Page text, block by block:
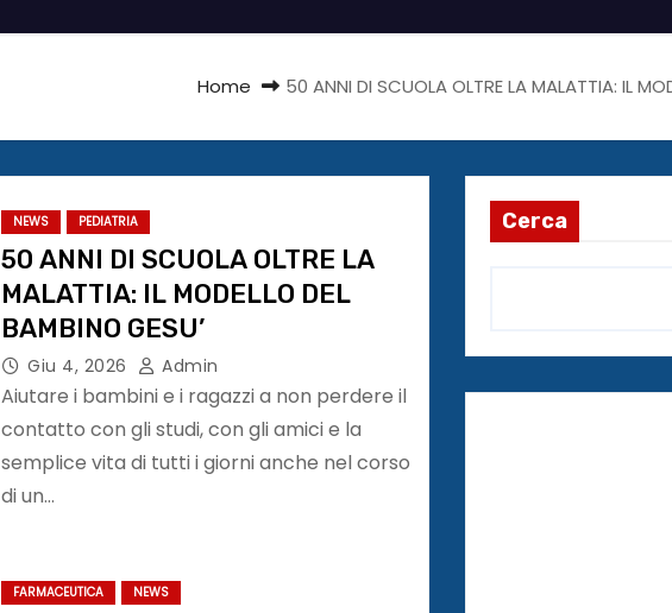
Home 50 ANNI DI SCUOLA OLTRE LA MALATTIA: IL
NEWS PEDIATRIA
50 ANNI DI SCUOLA OLTRE LA
MALATTIA: IL MODELLO DEL
BAMBINO GESU’
Giu 4, 2026 Admin
Aiutare i bambini e i ragazzi a non perdere il
contatto con gli studi, con gli amici e la
semplice vita di tutti i giorni anche nel corso
di un…
FARMACEUTICA NEWS
Cerca